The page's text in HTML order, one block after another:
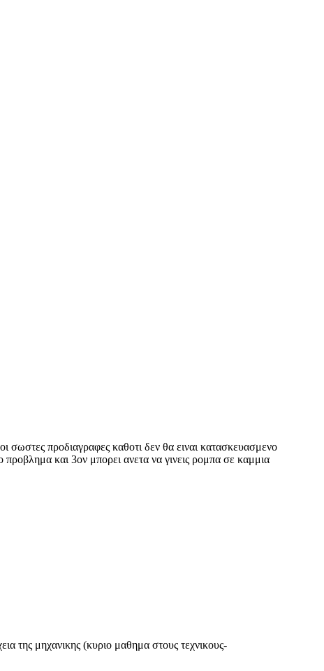
σωστες προδιαγραφες καθοτι δεν θα ειναι κατασκευασμενο
προβλημα και 3ον μπορει ανετα να γινεις ρομπα σε καμμια
της μηχανικης (κυριο μαθημα στους τεχνικους-